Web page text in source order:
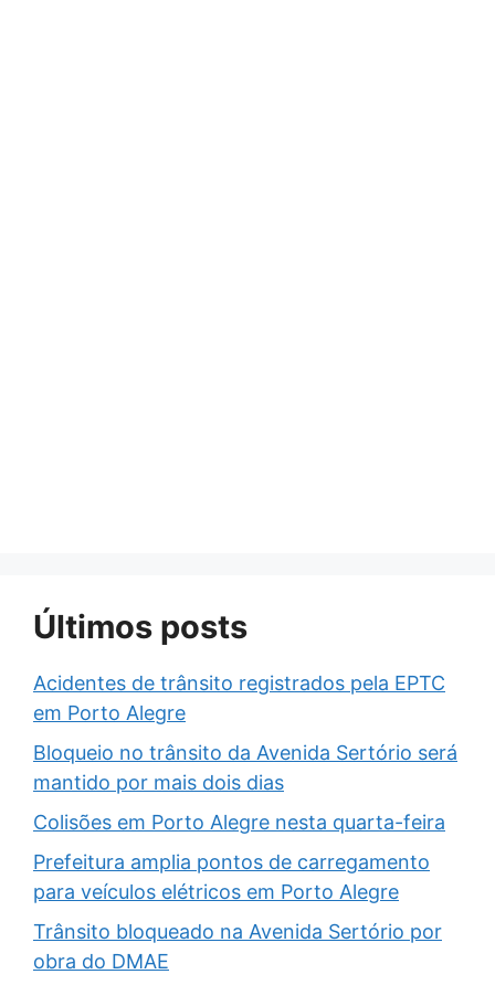
Últimos posts
Acidentes de trânsito registrados pela EPTC
em Porto Alegre
Bloqueio no trânsito da Avenida Sertório será
mantido por mais dois dias
Colisões em Porto Alegre nesta quarta-feira
Prefeitura amplia pontos de carregamento
para veículos elétricos em Porto Alegre
Trânsito bloqueado na Avenida Sertório por
obra do DMAE